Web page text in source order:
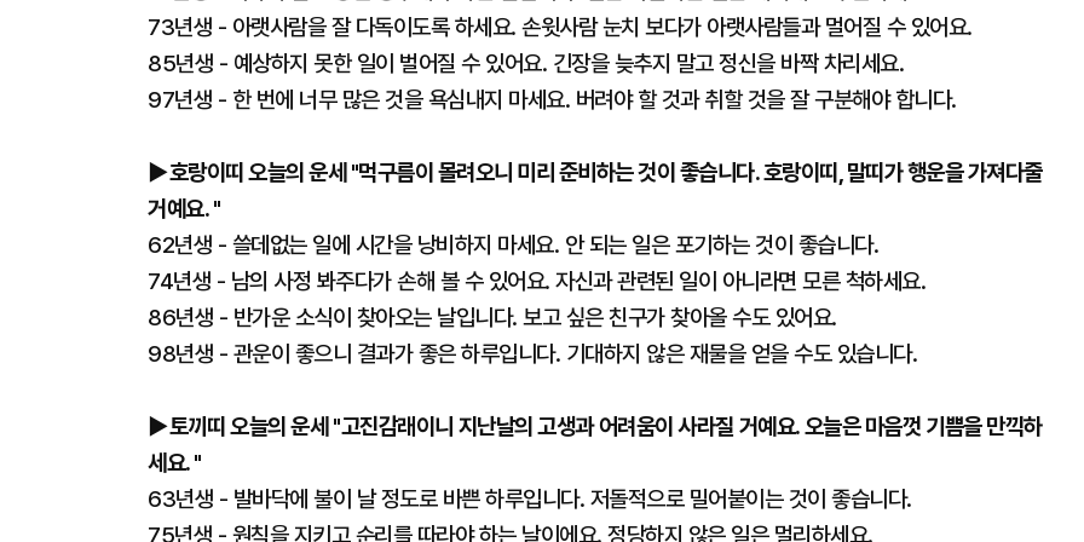
73년생 - 아랫사람을 잘 다독이도록 하세요. 손윗사람 눈치 보다가 아랫사람들과 멀어질 수 있어요.
85년생 - 예상하지 못한 일이 벌어질 수 있어요. 긴장을 늦추지 말고 정신을 바짝 차리세요.
97년생 - 한 번에 너무 많은 것을 욕심내지 마세요. 버려야 할 것과 취할 것을 잘 구분해야 합니다.
▶호랑이띠 오늘의 운세 "먹구름이 몰려오니 미리 준비하는 것이 좋습니다. 호랑이띠, 말띠가 행운을 가져다줄
거예요. "
62년생 - 쓸데없는 일에 시간을 낭비하지 마세요. 안 되는 일은 포기하는 것이 좋습니다.
74년생 - 남의 사정 봐주다가 손해 볼 수 있어요. 자신과 관련된 일이 아니라면 모른 척하세요.
86년생 - 반가운 소식이 찾아오는 날입니다. 보고 싶은 친구가 찾아올 수도 있어요.
98년생 - 관운이 좋으니 결과가 좋은 하루입니다. 기대하지 않은 재물을 얻을 수도 있습니다.
▶토끼띠 오늘의 운세 "고진감래이니 지난날의 고생과 어려움이 사라질 거예요. 오늘은 마음껏 기쁨을 만끽하
세요. "
63년생 - 발바닥에 불이 날 정도로 바쁜 하루입니다. 저돌적으로 밀어붙이는 것이 좋습니다.
75년생 - 원칙을 지키고 순리를 따라야 하는 날이에요. 정당하지 않은 일은 멀리하세요.